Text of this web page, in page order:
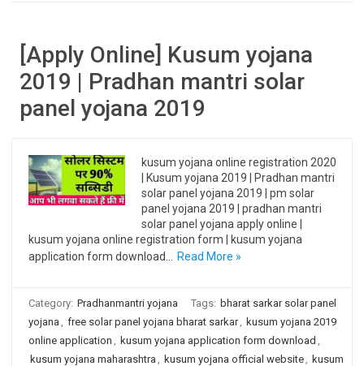
[Apply Online] Kusum yojana
2019 | Pradhan mantri solar
panel yojana 2019
kusum yojana online registration 2020
| Kusum yojana 2019 | Pradhan mantri
solar panel yojana 2019 | pm solar
panel yojana 2019 | pradhan mantri
solar panel yojana apply online |
kusum yojana online registration form | kusum yojana
application form download…
Read More »
Category: Pradhanmantri yojana Tags: bharat sarkar solar panel
yojana , free solar panel yojana bharat sarkar, kusum yojana 2019
online application , kusum yojana application form download ,
kusum yojana maharashtra , kusum yojana official website, kusum